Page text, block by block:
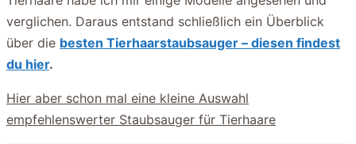
verglichen. Daraus entstand schließlich ein Überblick
über die besten Tierhaarstaubsauger – diesen findest
du hier.
Hier aber schon mal eine kleine Auswahl
empfehlenswerter Staubsauger für Tierhaare